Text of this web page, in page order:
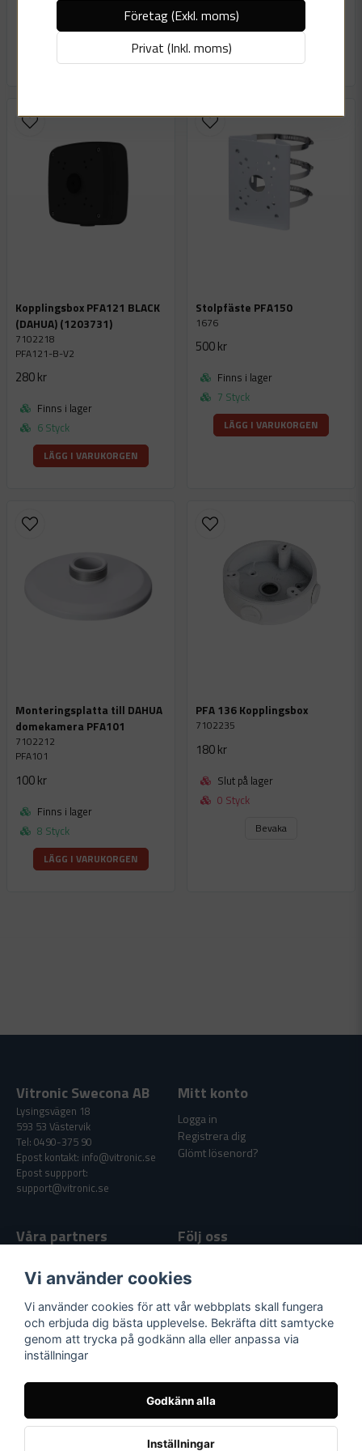
LÄGG I VARUKORGEN
37 Styck
LÄGG I VARUKORGEN
Kopplingsbox PFA121 BLACK
(DAHUA) (1203731)
7102218
PFA121-B-V2
280 kr
Finns i lager
6 Styck
LÄGG I VARUKORGEN
Stolpfäste PFA150
1676
500 kr
Finns i lager
7 Styck
LÄGG I VARUKORGEN
Monteringsplatta till DAHUA
domekamera PFA101
7102212
PFA101
100 kr
Finns i lager
8 Styck
LÄGG I VARUKORGEN
PFA 136 Kopplingsbox
7102235
180 kr
Slut på lager
0 Styck
Bevaka
Vitronics nyhetsbrev samt få en rabattkod på hela ditt köp!
Hämta kod
Företag (Exkl. moms)
Privat (Inkl. moms)
Vitronic Swecona AB
Lysingsvägen 18
593 53 Västervik
Tel: 0490-375 90
Epost kontakt: info@vitronic.se
Epost suppport:
support@vitronic.se
Mitt konto
Logga in
Registrera dig
Glömt lösenord?
Våra partners Följ oss
Supportlänkar
Nyheter & Artiklar
Kundtjänst / Support
Vi använder cookies
Vi använder cookies för att vår webbplats skall fungera
och erbjuda dig bästa upplevelse. Bekräfta ditt samtycke
genom att trycka på godkänn alla eller anpassa via
inställningar
Godkänn alla
Inställningar